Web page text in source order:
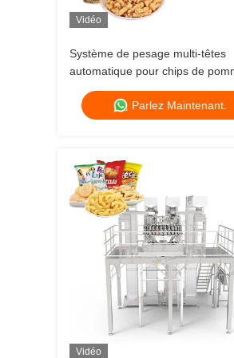
Vidéo
Système de pesage multi-têtes
automatique pour chips de
terre, machine d'emballage pour
crevettes, frites, machine
pour aliments soufflés et
Parlez Maintenant.
Vidéo